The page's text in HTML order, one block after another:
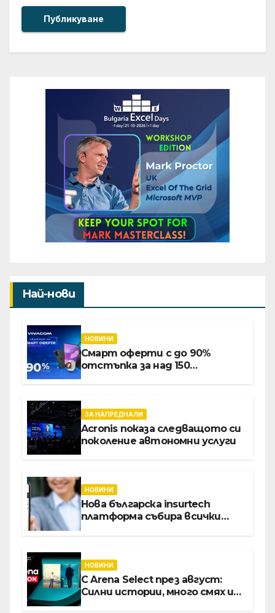
Най-нови
НОВИНИ
Смарт оферти с до 90%
отстъпка за над 150
ЗА НАПРЕДНАЛИ
Acronis показа следващото си
поколение автономни услуги
НОВИНИ
Нова българска insurtech
платформа събира всички
НОВИНИ
С Arena Select през август:
Силни истории, много смях и